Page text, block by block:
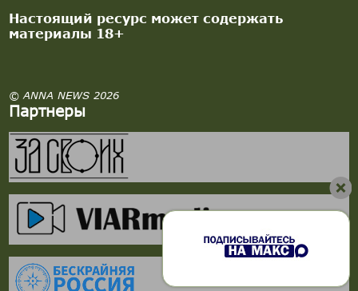
Настоящий ресурс может содержать
материалы 18+
© ANNA NEWS 2026
Партнеры